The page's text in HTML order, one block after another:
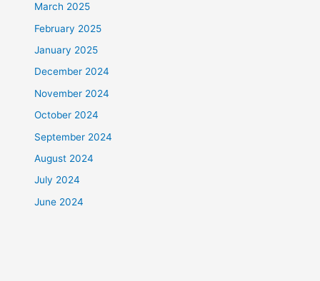
March 2025
February 2025
January 2025
December 2024
November 2024
October 2024
September 2024
August 2024
July 2024
June 2024